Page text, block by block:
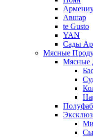
Авшар
te Gusto
YAN
Сады
Мясные
Мясные